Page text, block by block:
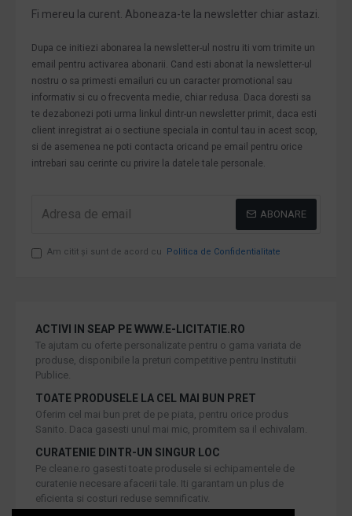
Fi mereu la curent. Aboneaza-te la newsletter chiar astazi.
Dupa ce initiezi abonarea la newsletter-ul nostru iti vom trimite un
email pentru activarea abonarii. Cand esti abonat la newsletter-ul
nostru o sa primesti emailuri cu un caracter promotional sau
informativ si cu o frecventa medie, chiar redusa. Daca doresti sa
te dezabonezi poti urma linkul dintr-un newsletter primit, daca esti
client inregistrat ai o sectiune speciala in contul tau in acest scop,
si de asemenea ne poti contacta oricand pe email pentru orice
intrebari sau cerinte cu privire la datele tale personale.
ABONARE
Am citit şi sunt de acord cu Politica de Confidentialitate
ACTIVI IN SEAP PE WWW.E-LICITATIE.RO
Te ajutam cu oferte personalizate pentru o gama variata de
produse, disponibile la preturi competitive pentru Institutii
Publice.
TOATE PRODUSELE LA CEL MAI BUN PRET
Oferim cel mai bun pret de pe piata, pentru orice produs
Sanito. Daca gasesti unul mai mic, promitem sa il echivalam.
CURATENIE DINTR-UN SINGUR LOC
Pe cleane.ro gasesti toate produsele si echipamentele de
curatenie necesare afacerii tale. Iti garantam un plus de
eficienta si costuri reduse semnificativ.